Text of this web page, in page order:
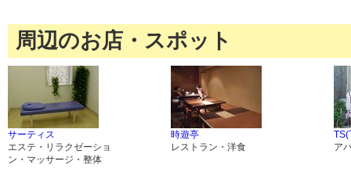
周辺のお店・スポット
サーティス
エステ・リラクゼーショ
ン・マッサージ・整体
時遊亭
レストラン・洋食
ア